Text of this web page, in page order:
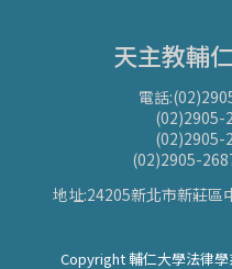
天主教輔
電話
(02)2905-
(02)2905-
(02)2905-
地址:24205新北市新莊區
Copyright 輔仁大學法律